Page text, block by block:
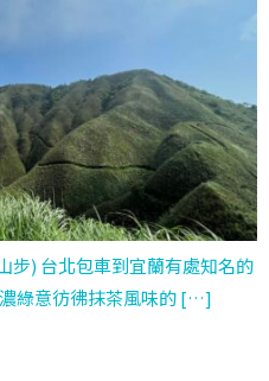
步) 台北包車到宜蘭有處知名的
濃綠意彷彿抹茶風味的 […]